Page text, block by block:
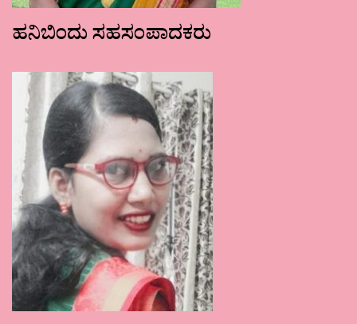
ಹನಿಬಿಂದು ಸಹಸಂಪಾದಕರು